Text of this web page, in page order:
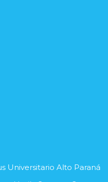
Universitario Alto Paraná